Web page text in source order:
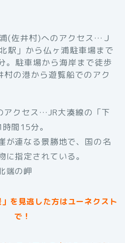
(佐井村)へのアクセス…Ｊ
駅」から仏ヶ浦駐車場まで
。駐車場から海岸まで徒歩
の港から遊覧船でのアク
アクセス…JR大湊線の「下
間15分。
が連なる景勝地で、国の名
指定されている。
端の岬
」を見逃した方はユーネクスト
で！